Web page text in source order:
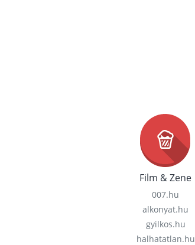
Film & Zene
007.hu
alkonyat.hu
gyilkos.hu
halhatatlan.hu